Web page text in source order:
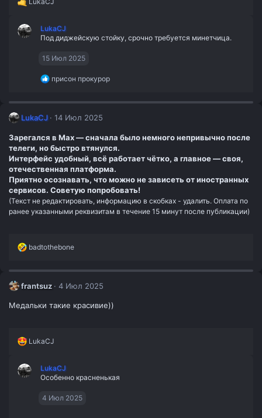
к
ц
LukaCJ
Под диджейскую стойку, срочно требуется минетчица.
15 Июл 2025
Р
к
ц
и
:
присон прокурор
LukaCJ 14 Июл 2025
Зарегался в Max — сначала было немного непривычно после
телеги, но быстро втянулся.
Интерфейс удобный, всё работает чётко, а главное — своя,
отечественная платформа.
Приятно осознавать, что можно не зависеть от иностранных
сервисов. Советую попробовать!
(Текст не редактировать, информацию в скобках - удалить. Оплата по
ранее указанными реквизитам в течение 15 минут после публикации)
Р
к
ц
и
badtothebone
frantsuz 4 Июл 2025
Медальки такие красивие))
Р
к
ц
LukaCJ
LukaCJ
Особенно красненькая
4 Июл 2025